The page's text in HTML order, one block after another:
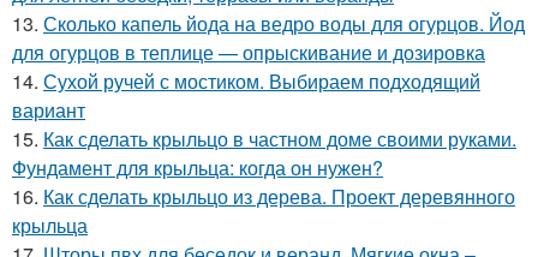
13. Сколько капель йода на ведро воды для огурцов. Йод
для огурцов в теплице — опрыскивание и дозировка
14. Сухой ручей с мостиком. Выбираем подходящий
вариант
15. Как сделать крыльцо в частном доме своими руками.
Фундамент для крыльца: когда он нужен?
16. Как сделать крыльцо из дерева. Проект деревянного
крыльца